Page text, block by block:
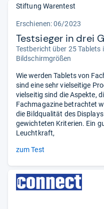
Stiftung Warentest
Erschienen: 06/2023
Testsieger in drei
Testbericht über 25 Tablets
Bildschirmgrößen
Wie werden Tablets von
sind eine sehr vielseitige
vielseitig sind die Aspekte,
Fachmagazine betrachtet
die Bildqualität des
gewichteten Kriterien. Ein
Leuchtkraft,
zum Test